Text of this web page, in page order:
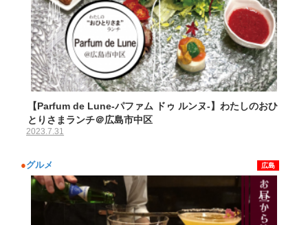
【Parfum de Lune-パファム ドゥ ルンヌ-】わたしのおひ
とりさまランチ＠広島市中区
2023.7.31
●グルメ 広島